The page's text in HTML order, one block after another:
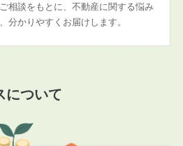
相談をもとに、不動産に関する悩み
分かりやすくお届けします。
について